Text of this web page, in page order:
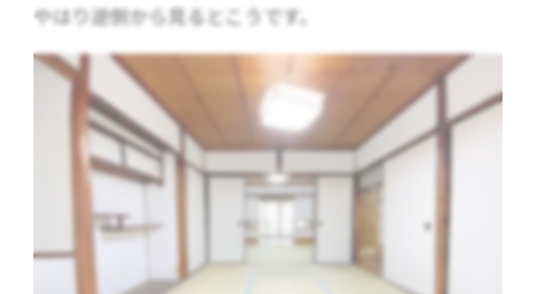
やはり逆側から見るとこうです。